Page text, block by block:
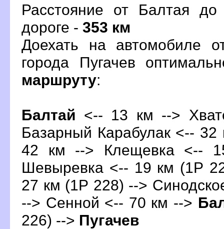
Расстояние от Балтая
дороге - 353 км
Доехать на автомобиле
орода Пугачев
маршруту:
Балтай <-- 13 км -->
Базарный Карабулак <-- 32
42 км --> Клещевка <--
Шевыревка <-- 19 км (1Р
27 км (1Р 228) -->
--> Сенной <-- 70 км -->
226) --> Пугаче